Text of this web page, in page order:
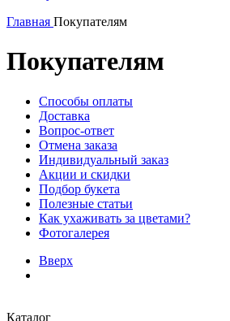
Главная Покупателям
Покупателям
Способы оплаты
Доставка
Вопрос-ответ
Отмена заказа
Индивидуальный заказ
Акции и скидки
Подбор букета
Полезные статьи
Как ухаживать за цветами?
Фотогалерея
Вверх
Каталог